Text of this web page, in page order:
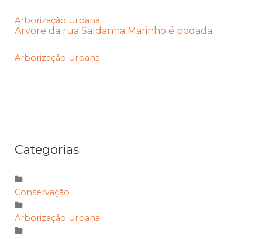
Arborização Urbana
Árvore da rua Saldanha Marinho é podada
Arborização Urbana
Categorias
Conservação
Arborização Urbana